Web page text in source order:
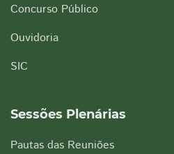
Concurso Público
Ouvidoria
SIC
Sessões Plenárias
Pautas das Reuniões